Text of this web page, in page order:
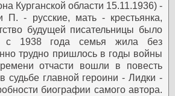
Курганской области 15.11.1936) -
П. - русские, мать - крестьянка,
будущей писательницы было
- с 1938 года семья жила без
трудно пришлось в годы войны
отчасти вошли в повесть
судьбе главной героини - Лидки -
биографии самого автора.